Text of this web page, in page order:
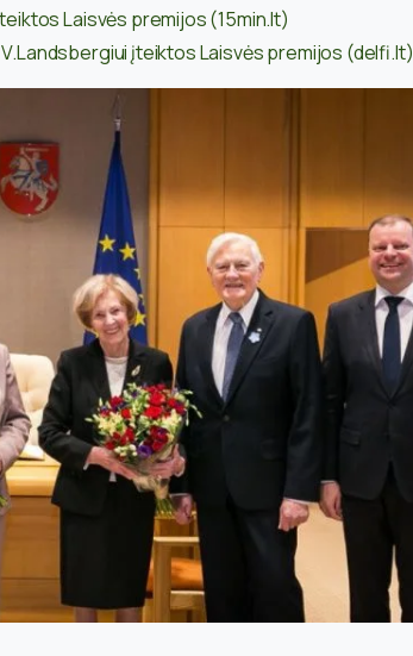
Laisvės premijos (15min.lt)
įteiktos Laisvės premijos (delfi.lt)